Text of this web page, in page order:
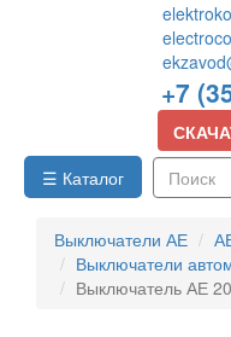
+7
☰ Каталог
Выключатели АЕ
Выключатели
Выключатель АЕ